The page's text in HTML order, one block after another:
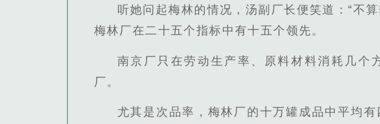
听她问起梅林的情况，汤副厂长便笑道：“不
梅林厂在二十五个指标中有十五个领先。
南京厂只在劳动生产率、原料材料消耗几个
厂。
尤其是次品率，梅林厂的十万罐成品中平均